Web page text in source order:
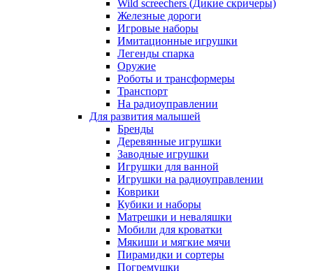
Wild screechers (Дикие скричеры)
Железные дороги
Игровые наборы
Имитационные игрушки
Легенды спарка
Оружие
Роботы и трансформеры
Транспорт
На радиоуправлении
Для развития малышей
Бренды
Деревянные игрушки
Заводные игрушки
Игрушки для ванной
Игрушки на радиоуправлении
Коврики
Кубики и наборы
Матрешки и неваляшки
Мобили для кроватки
Мякиши и мягкие мячи
Пирамидки и сортеры
Погремушки